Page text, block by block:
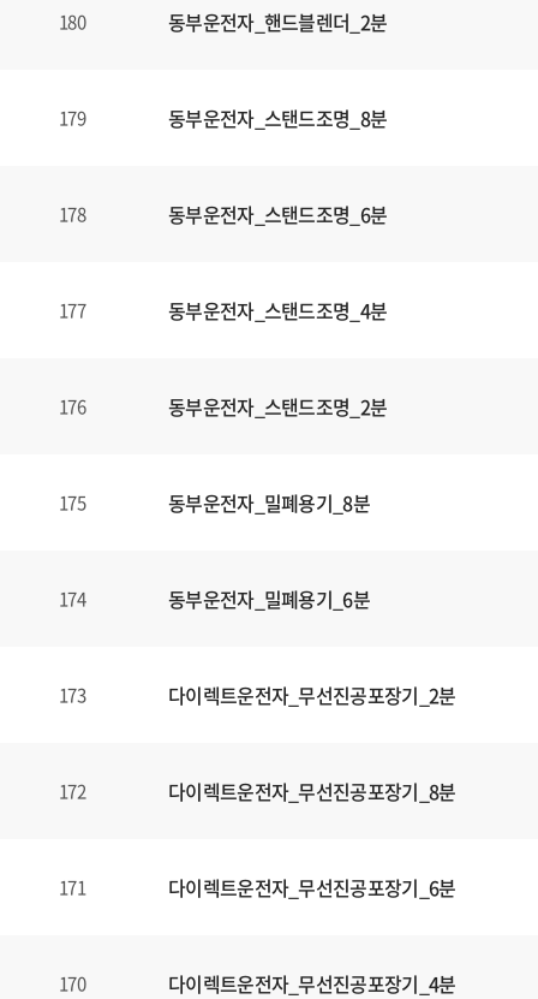
180 동부운전자_핸드블렌더_2분
179 동부운전자_스탠드조명_8분
178 동부운전자_스탠드조명_6분
177 동부운전자_스탠드조명_4분
176 동부운전자_스탠드조명_2분
175 동부운전자_밀폐용기_8분
174 동부운전자_밀폐용기_6분
173 다이렉트운전자_무선진공포장기_2분
172 다이렉트운전자_무선진공포장기_8분
171 다이렉트운전자_무선진공포장기_6분
170 다이렉트운전자_무선진공포장기_4분